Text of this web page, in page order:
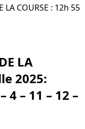
LA COURSE : 12h 55
LA
2025:
– 11 – 12 –